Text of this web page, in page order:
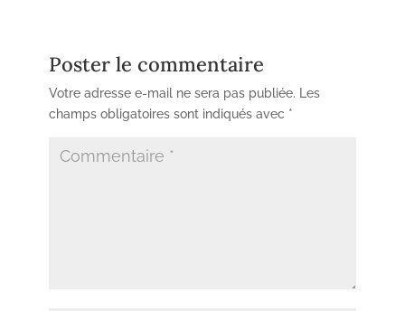
Poster le commentaire
Votre adresse e-mail ne sera pas publiée.
Les
champs obligatoires sont indiqués avec *